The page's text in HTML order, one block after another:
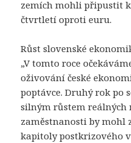
zemích mohli připustit
čtvrtletí oproti euru.
Růst slovenské
„V tomto roce
oživování české
poptávce. Druhý rok po
silným růstem reálných
zaměstnanosti by mohl
kapitoly postkrizového